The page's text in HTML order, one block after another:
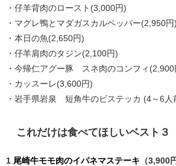
・仔羊背肉のロースト(3,000円)
・マグレ鴨とマダガスカルペッパー(2,950円)
・本日の魚(2,650円)
・仔羊肩肉のタジン(2,100円)
・今帰仁アグー豚 スネ肉のコンフィ(2,900
・カッスーレ(3,600円)
・岩手県岩泉 短角牛のビステッカ (4～6人
これだけは食べてほしいベスト３
1 尾崎牛モモ肉のイパネマステーキ （3,900